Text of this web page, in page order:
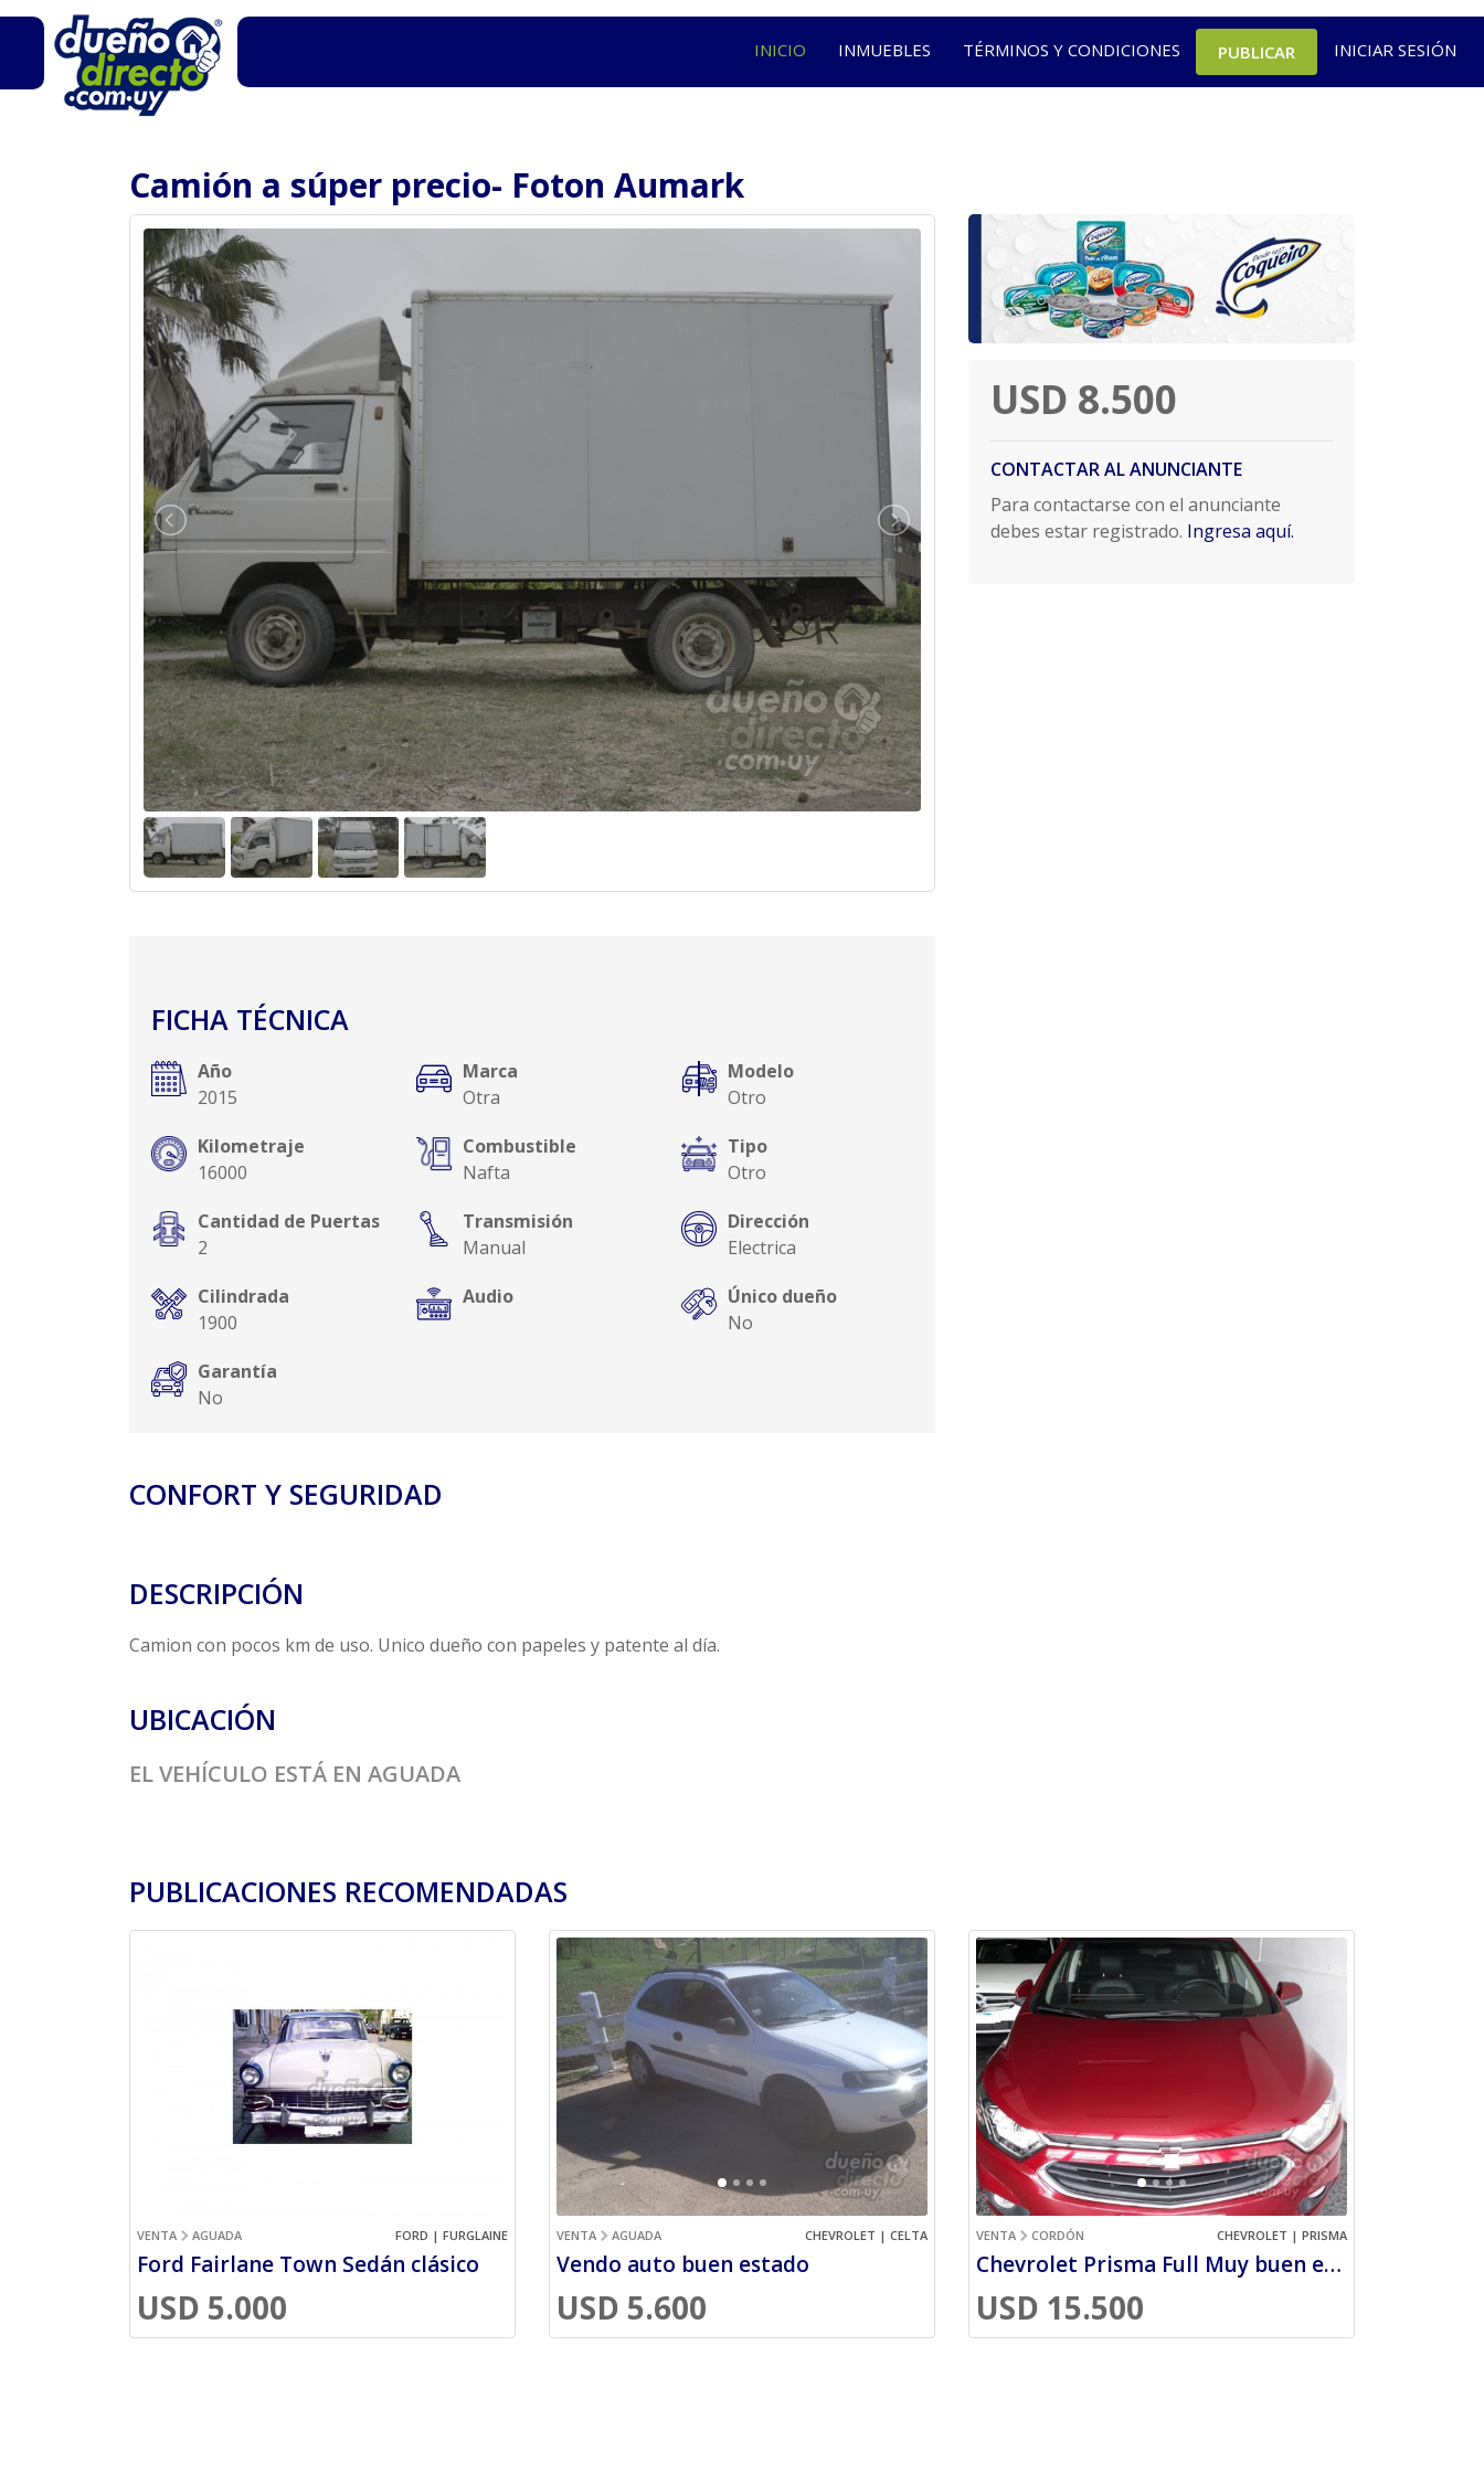
INICIO INMUEBLES TÉRMINOS Y CONDICIONES PUBLICAR INICIAR SESIÓN
Camión a súper precio- Foton Aumark
FICHA TÉCNICA
Año
2015
Marca
Otra
Modelo
Otro
Kilometraje
16000
Combustible
Nafta
Tipo
Otro
Cantidad de Puertas
2
Transmisión
Manual
Dirección
Electrica
Cilindrada
1900
Audio
Único dueño
No
Garantía
No
CONFORT Y SEGURIDAD
DESCRIPCIÓN
Camion con pocos km de uso. Unico dueño con papeles y patente al día.
UBICACIÓN
EL VEHÍCULO ESTÁ EN AGUADA
USD 8.500
CONTACTAR AL ANUNCIANTE
Para contactarse con el anunciante
debes estar registrado. Ingresa aquí.
PUBLICACIONES RECOMENDADAS
VENTA AGUADA FORD | FURGLAINE
Ford Fairlane Town Sedán clásico
USD 5.000
VENTA AGUADA CHEVROLET | CELTA
Vendo auto buen estado
USD 5.600
VENTA CORDÓN CHEVROLET | PRISMA
Chevrolet Prisma Full Muy buen estado!
USD 15.500